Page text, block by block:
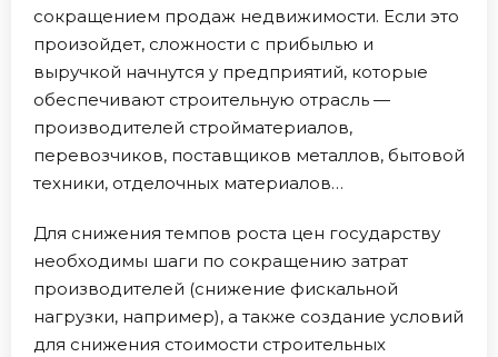
сокращением продаж недвижимости. Если это
произойдет, сложности с прибылью и
выручкой начнутся у предприятий, которые
обеспечивают строительную отрасль —
производителей стройматериалов,
перевозчиков, поставщиков металлов, бытовой
техники, отделочных материалов…
Для снижения темпов роста цен государству
необходимы шаги по сокращению затрат
производителей (снижение фискальной
нагрузки, например), а также создание условий
для снижения стоимости строительных